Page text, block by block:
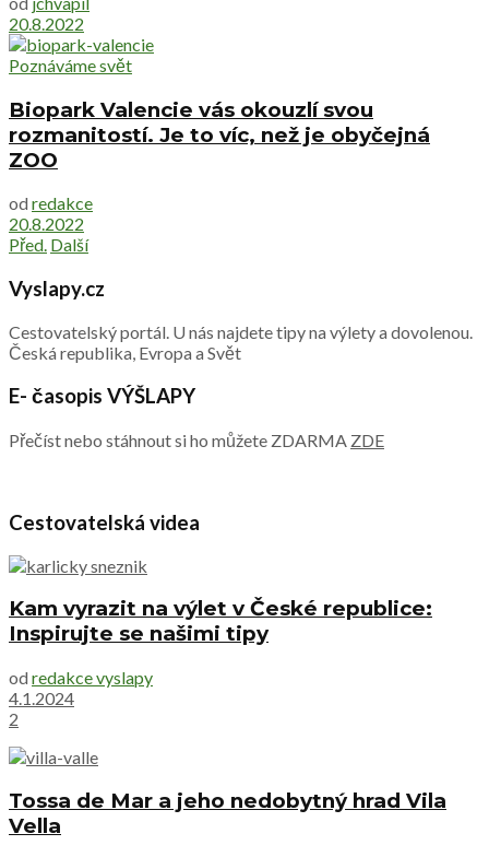
20.8.2022
Poznáváme svět
Biopark Valencie vás okouzlí svou
rozmanitostí. Je to víc, než je obyčejná
ZOO
od redakce
20.8.2022
Před. Další
Vyslapy.cz
Cestovatelský portál. U nás najdete tipy na výlety a dovolenou.
Česká republika, Evropa a Svět
E- časopis VÝŠLAPY
Přečíst nebo stáhnout si ho můžete ZDARMA ZDE
Cestovatelská videa
Kam vyrazit na výlet v České republice:
Inspirujte se našimi tipy
od redakce vyslapy
4.1.2024
2
Tossa de Mar a jeho nedobytný hrad Vila
Vella